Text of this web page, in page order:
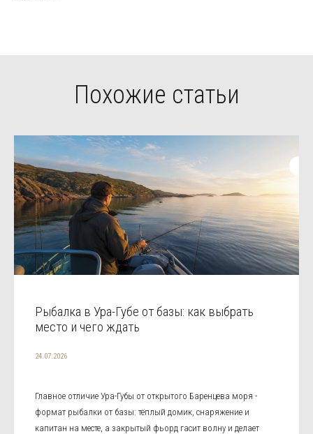
Похожие статьи
Рыбалка в Ура-Губе от базы: как выбрать
место и чего ждать
24.07.2026
Главное отличие Ура-Губы от открытого Баренцева моря -
формат рыбалки от базы: тёплый домик, снаряжение и
капитан на месте, а закрытый фьорд гасит волну и делает